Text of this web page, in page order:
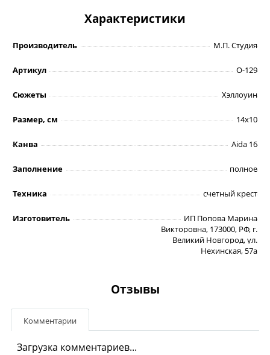
Характеристики
Производитель М.П. Студия
Артикул О-129
Сюжеты Хэллоуин
Размер, см 14х10
Канва Aida 16
Заполнение полное
Техника счетный крест
Изготовитель
ИП Попова Марина
Викторовна, 173000, РФ, г.
Великий Новгород, ул.
Нехинская, 57а
Отзывы
Комментарии
Загрузка комментариев...